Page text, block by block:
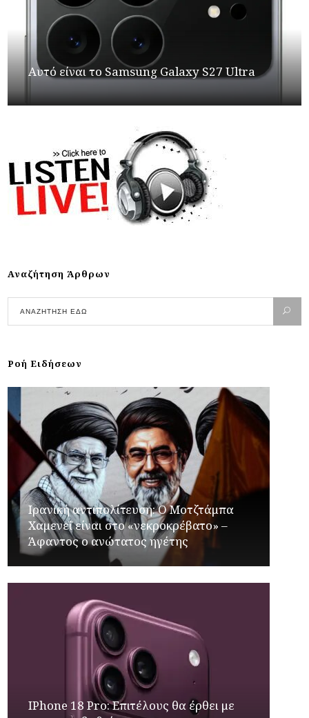
Αυτό είναι το Samsung Galaxy S27 Ultra
Αναζήτηση Άρθρων
Ροή Ειδήσεων
Ιρανική αντιπολίτευση: Ο Μοτζτάμπα
Χαμενεΐ είναι στο «νεκροκρέβατο» –
Άφαντος ο ανώτατος ηγέτης
IPhone 18 Pro: Επιτέλους θα έρθει με